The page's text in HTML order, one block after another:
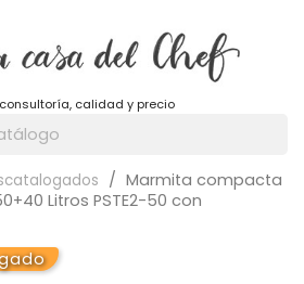
calidad y precio
Marmita compacta
Litros PSTE2-50 con